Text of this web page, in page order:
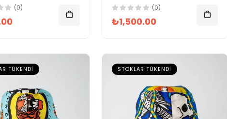
(0) (0)
₺1,500.00
TÜKENDI STOKLAR TÜKENDI